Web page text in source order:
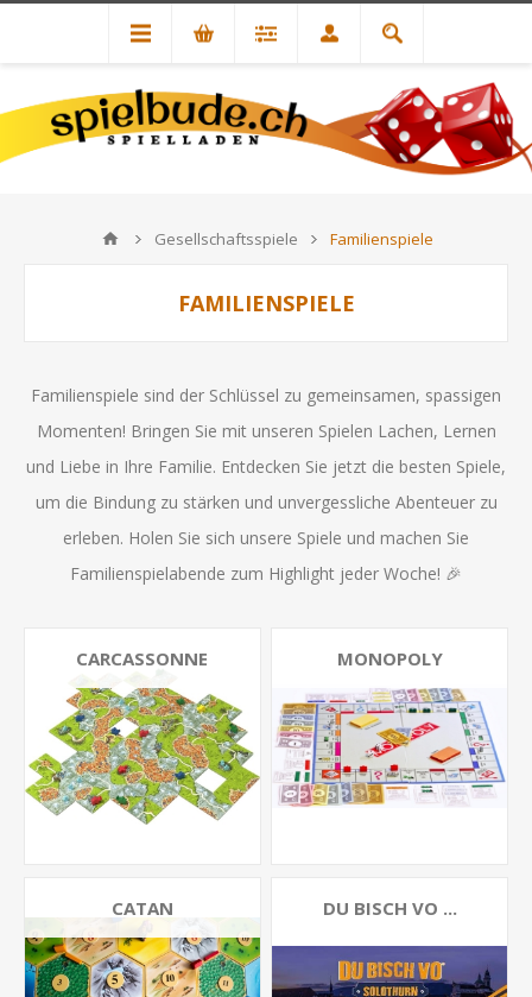
Gesellschaftsspiele Familienspiele
FAMILIENSPIELE
Familienspiele sind der Schlüssel zu gemeinsamen, spassigen
Momenten! Bringen Sie mit unseren Spielen Lachen, Lernen
und Liebe in Ihre Familie. Entdecken Sie jetzt die besten Spiele,
um die Bindung zu stärken und unvergessliche Abenteuer zu
erleben. Holen Sie sich unsere Spiele und machen Sie
Familienspielabende zum Highlight jeder Woche! 🎉
CARCASSONNE MONOPOLY
CATAN DU BISCH VO ...